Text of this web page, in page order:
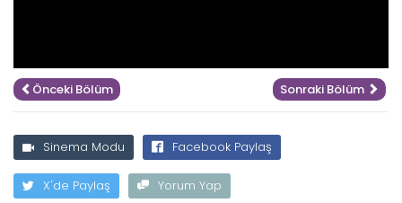
Önceki Bölüm Sonraki Bölüm
Sinema Modu Facebook Paylaş
X'de Paylaş Yorum Yap